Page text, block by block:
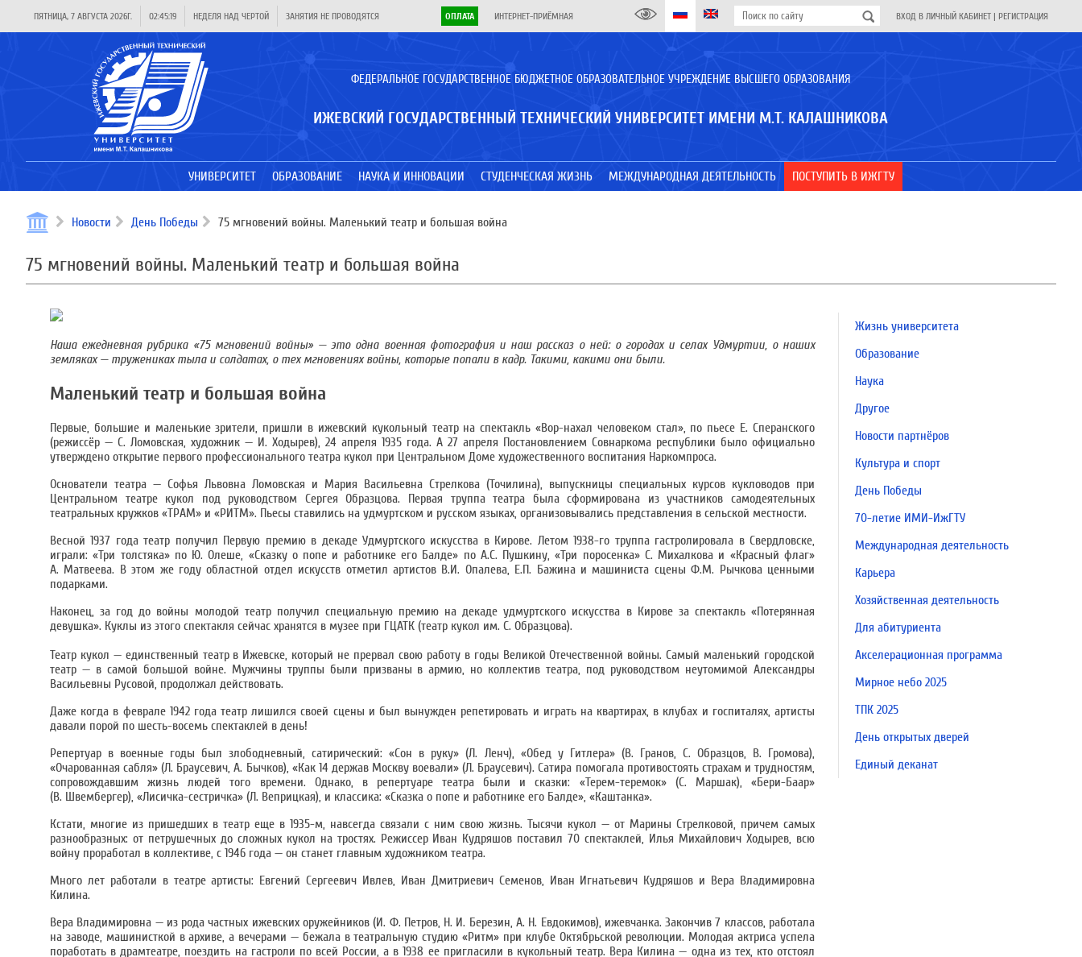
ПЯТНИЦА, 7 АВГУСТА 2026Г. 02:45:19 НЕДЕЛЯ НАД ЧЕРТОЙ ЗАНЯТИЯ НЕ ПРОВОДЯТСЯ ОПЛАТА ИНТЕРНЕТ-ПРИЁМНАЯ ВХОД В ЛИЧНЫЙ КАБИНЕТ | РЕГИСТРАЦИЯ
ФЕДЕРАЛЬНОЕ ГОСУДАРСТВЕННОЕ БЮДЖЕТНОЕ ОБРАЗОВАТЕЛЬНОЕ УЧРЕЖДЕНИЕ ВЫСШЕГО ОБРАЗОВАНИЯ
ИЖЕВСКИЙ ГОСУДАРСТВЕННЫЙ ТЕХНИЧЕСКИЙ УНИВЕРСИТЕТ ИМЕНИ М.Т. КАЛАШНИКОВА
УНИВЕРСИТЕТ ОБРАЗОВАНИЕ НАУКА И ИННОВАЦИИ СТУДЕНЧЕСКАЯ ЖИЗНЬ МЕЖДУНАРОДНАЯ ДЕЯТЕЛЬНОСТЬ ПОСТУПИТЬ В ИЖГТУ
Новости День Победы 75 мгновений войны. Маленький театр и большая война
75 мгновений войны. Маленький театр и большая война
Наша ежедневная рубрика «75 мгновений войны» — это одна военная фотография и наш рассказ о ней: о городах и селах Удмуртии, о наших
земляках — тружениках тыла и солдатах, о тех мгновениях войны, которые попали в кадр. Такими, какими они были.
Маленький театр и большая война
Первые, большие и маленькие зрители, пришли в ижевский кукольный театр на спектакль «Вор-нахал человеком стал», по пьесе Е. Сперанского
(режиссёр — С. Ломовская, художник — И. Ходырев), 24 апреля 1935 года. А 27 апреля Постановлением Совнаркома республики было официально
утверждено открытие первого профессионального театра кукол при Центральном Доме художественного воспитания Наркомпроса.
Основатели театра — Софья Львовна Ломовская и Мария Васильевна Стрелкова (Точилина), выпускницы специальных курсов кукловодов при
Центральном театре кукол под руководством Сергея Образцова. Первая труппа театра была сформирована из участников самодеятельных
театральных кружков «ТРАМ» и «РИТМ». Пьесы ставились на удмуртском и русском языках, организовывались представления в сельской местности.
Весной 1937 года театр получил Первую премию в декаде Удмуртского искусства в Кирове. Летом 1938-го труппа гастролировала в Свердловске,
играли: «Три толстяка» по Ю. Олеше, «Сказку о попе и работнике его Балде» по А.С. Пушкину, «Три поросенка» С. Михалкова и «Красный флаг»
А. Матвеева. В этом же году областной отдел искусств отметил артистов В.И. Опалева, Е.П. Бажина и машиниста сцены Ф.М. Рычкова ценными
подарками.
Наконец, за год до войны молодой театр получил специальную премию на декаде удмуртского искусства в Кирове за спектакль «Потерянная
девушка». Куклы из этого спектакля сейчас хранятся в музее при ГЦАТК (театр кукол им. С. Образцова).
Театр кукол — единственный театр в Ижевске, который не прервал свою работу в годы Великой Отечественной войны. Самый маленький городской
театр — в самой большой войне. Мужчины труппы были призваны в армию, но коллектив театра, под руководством неутомимой Александры
Васильевны Русовой, продолжал действовать.
Даже когда в феврале 1942 года театр лишился своей сцены и был вынужден репетировать и играть на квартирах, в клубах и госпиталях, артисты
давали порой по шесть-восемь спектаклей в день!
Репертуар в военные годы был злободневный, сатирический: «Сон в руку» (Л. Ленч), «Обед у Гитлера» (В. Гранов, С. Образцов, В. Громова),
«Очарованная сабля» (Л. Браусевич, А. Бычков), «Как 14 держав Москву воевали» (Л. Браусевич). Сатира помогала противостоять страхам и трудностям,
сопровождавшим жизнь людей того времени. Однако, в репертуаре театра были и сказки: «Терем-теремок» (С. Маршак), «Бери-Баар»
(В. Швембергер), «Лисичка-сестричка» (Л. Веприцкая), и классика: «Сказка о попе и работнике его Балде», «Каштанка».
Кстати, многие из пришедших в театр еще в 1935-м, навсегда связали с ним свою жизнь. Тысячи кукол — от Марины Стрелковой, причем самых
разнообразных: от петрушечных до сложных кукол на тростях. Режиссер Иван Кудряшов поставил 70 спектаклей, Илья Михайлович Ходырев, всю
войну проработал в коллективе, с 1946 года — он станет главным художником театра.
Много лет работали в театре артисты: Евгений Сергеевич Ивлев, Иван Дмитриевич Семенов, Иван Игнатьевич Кудряшов и Вера Владимировна
Килина.
Вера Владимировна — из рода частных ижевских оружейников (И. Ф. Петров, Н. И. Березин, А. Н. Евдокимов), ижевчанка. Закончив 7 классов, работала
на заводе, машинисткой в архиве, а вечерами — бежала в театральную студию «Ритм» при клубе Октябрьской революции. Молодая актриса успела
поработать в драмтеатре, поездить на гастроли по всей России, а в 1938 ее пригласили в кукольный театр. Вера Килина — одна из тех, кто отстоял
Жизнь университета
Образование
Наука
Другое
Новости партнёров
Культура и спорт
День Победы
70-летие ИМИ-ИжГТУ
Международная деятельность
Карьера
Хозяйственная деятельность
Для абитуриента
Акселерационная программа
Мирное небо 2025
ТПК 2025
День открытых дверей
Единый деканат